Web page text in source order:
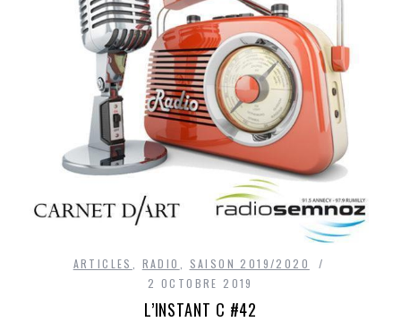
ARTICLES RADIO
SAISON 2019/2020
2 OCTOBRE 2019
L’INSTANT C #42